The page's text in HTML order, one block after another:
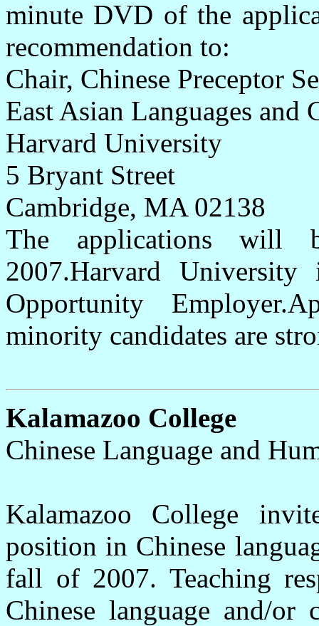
minute DVD of the
recommendation to:
Chair, Chinese Preceptor
East Asian Languages
Harvard University
5 Bryant Street
Cambridge, MA 02138
The applications will
2007.Harvard
Opportunity
minority candidates are
Kalamazoo College
Chinese Language and
Kalamazoo College
position in Chinese
fall of 2007. Teaching
Chinese language and/